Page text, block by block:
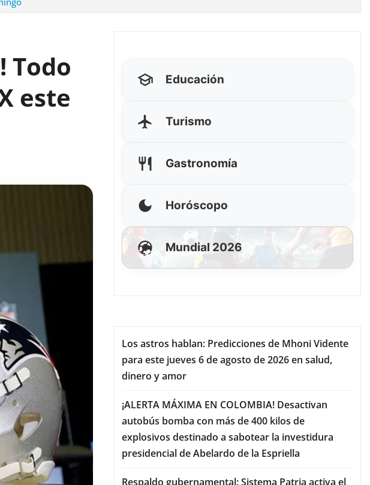
Todo
este
Educación
Turismo
Gastronomía
Horóscopo
Mundial 2026
Los astros hablan: Predicciones de Mhoni Vidente
para este jueves 6 de agosto de 2026 en salud,
dinero y amor
¡ALERTA MÁXIMA EN COLOMBIA! Desactivan
autobús bomba con más de 400 kilos de
explosivos destinado a sabotear la investidura
presidencial de Abelardo de la Espriella
Respaldo gubernamental: Sistema Patria activa el